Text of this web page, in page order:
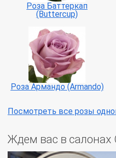
Роза Баттеркап
(Buttercup)
Роза Армандо (Armando)
Посмотреть все розы
Ждем вас в